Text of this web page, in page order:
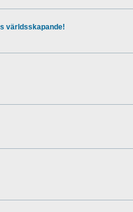
världsskapande!